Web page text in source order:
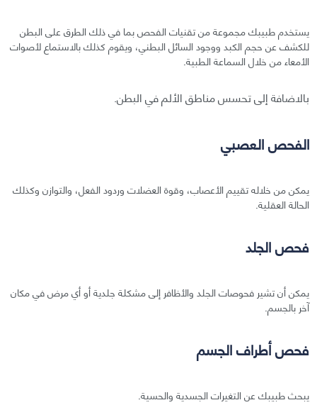
يستخدم طبيبك مجموعة من تقنيات الفحص بما في ذلك الطرق على البطن
للكشف عن حجم الكبد ووجود السائل البطني، ويقوم كذلك بالاستماع لأصوات
الأمعاء من خلال السماعة الطبية.
بالاضافة إلى تحسس مناطق الألم في البطن.
الفحص العصبي
يمكن من خلاله تقييم الأعصاب، وقوة العضلات وردود الفعل، والتوازن وكذلك
الحالة العقلية.
فحص الجلد
يمكن أن تشير فحوصات الجلد والأظافر إلى مشكلة جلدية أو أي مرض في مكان
آخر بالجسم.
فحص أطراف الجسم
يبحث طبيبك عن التغيرات الجسدية والحسية.